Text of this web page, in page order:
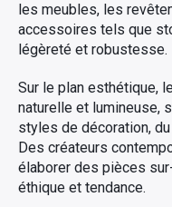
les meubles, les
accessoires tels que
légèreté et robustesse.
Sur le plan esthétique,
naturelle et lumineuse,
styles de décoration,
Des créateurs
élaborer des pièces
éthique et tendance.